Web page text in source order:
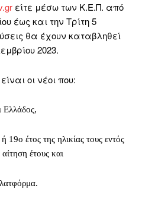
είτε μέσω των Κ.Ε.Π. από
έως και την Τρίτη 5
θα έχουν καταβληθεί
2023.
οι νέοι που:
Ελλάδος,
19ο έτος της ηλικίας τους εντός
έτους και